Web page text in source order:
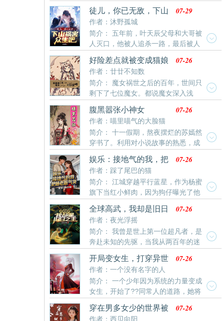
么女人是得不到的？”发现女朋友劈腿的张远万念俱灰，
却偶然获得系统加身。然而要为异性消费一个亿才能激
活系统。张远一个穷小子去哪弄这启动资金？系统的一
条预测信息给了他机会。找学妹借钱、卖祖宅、撸网
贷。他决定押上全部资产进行一场豪赌。赌赢了
徒儿，你已无敌，下山
祸害众生吧
作者：沐野孤城
07-29
简介： 五年前，叶天辰父母和大哥被
人灭口，他被人追杀一路，最后被人
救往昆仑墟。五年后带着仇意强势回归。归来一切我来
做决定
好险差点就被变成猫娘
了
作者：廿廿不知数
07-26
简介： 魔女祸世之后的百年，世间只
剩下了七位魔女。都说魔女深入浅
出，可肄业男子符不离却偏偏被魔女淑月捕获了。淑
月：“我就喜欢看你在我的手里一点点一步步变成可爱女
孩子的过程，怎么，你不服气？a34岚：“魔女都是恶
人，必须除尽！”晚舟：”我喜欢你不是因为你救了我的
命，也不是因为你很好闻，主要是因为你是合法萝莉
啊！”符不离：“算了，
腹黑嚣张小神女
作者：喵里喵气的大脸猫
07-26
简介： 十一假期，熬夜摆烂的苏嫣然
穿书了。利用对小说故事的熟悉，成
功造神，将自己伪装成神女，一次次利用先知剧情，现
代知识，从贫困路人甲变成高高在上的公主，神女，斗
渣女，虐绿茶，帮助大燕王朝躲过水灾，疫情，走上人
生巅峰。
娱乐：接地气的我，把
杨老板气哭
作者：踩了尾巴的猫
07-26
简介： 江城穿越平行蓝星，作为杨蜜
旗下当红小鲜肉，因为狗仔曝光了他
约会女粉丝，成为全网黑。面对天价违约金和赔偿费，
江城人麻了。幸好觉醒接地气系统，只要接地气就可以
获得演技、歌曲等各种奖励。第一站就是ktv点八个妹
妹？杨蜜：身为公众人物我们要时刻洁身自好，你那边
什么动静？妹妹：你谁啊？杨蜜：江城？？？你最好求
我别找到你！狗仔：来活了！抓捕ktv包场的江阳！江城
点单八个妹妹，获得一首舞女泪，直接开唱。妹妹：哥
全球高武，我却是旧日
之主
作者：夜光浮摇
07-26
简介： 我曾是世上第一位超凡者，是
奔赴未知的先驱，当我从两百年的迷
失中归来时，时过境迁，强者横行。他们说,我不过是被
时代抛弃的遗族，是无知狂想残留的产物。新的世界没
有我的位置。他们不知道——我见证过最疯狂的恐怖和
最宏大的陨落。我体内沉寂的，是令规则崩解的至高位
格！
开局变女生，打穿异世
作者：一个没有名字的人
07-26
简介： 一个少年因为系统的力量变成
女生，开始了??同常人的道路，她将
和人们与自称世界之外的人死战到底，保护这个充满回
忆的世界。
穿在男多女少的世界被
娇宠了
作者：西贝向阳
07-26